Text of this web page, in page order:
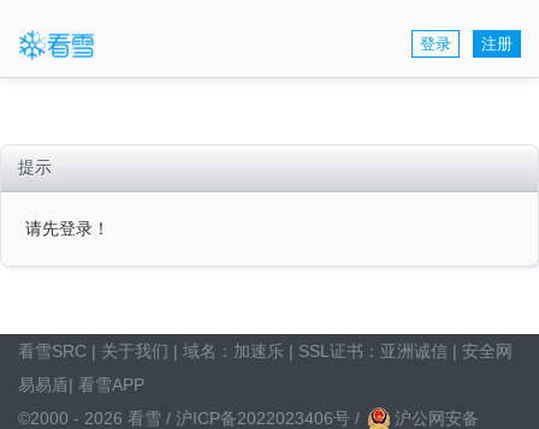
登录 注册
提示
请先登录！
看雪SRC | 关于我们 | 域名： 加速乐 | SSL证书： 亚洲诚信 | 安全网
易易盾| 看雪APP
©2000 - 2026 看雪 / 沪ICP备2022023406号 /
沪公网安备